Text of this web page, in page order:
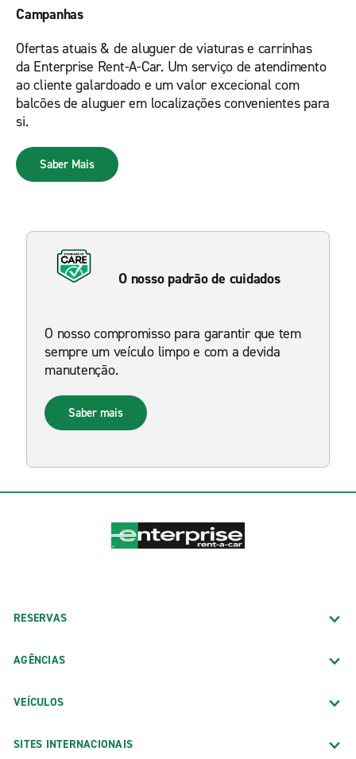
Campanhas
Ofertas atuais & de aluguer de viaturas e carrinhas
da Enterprise Rent-A-Car. Um serviço de atendimento
ao cliente galardoado e um valor excecional com
balcões de aluguer em localizações convenientes para
si.
Saber Mais
O nosso padrão de cuidados
O nosso compromisso para garantir que tem
sempre um veículo limpo e com a devida
manutenção.
Saber mais
RESERVAS
AGÊNCIAS
VEÍCULOS
SITES INTERNACIONAIS